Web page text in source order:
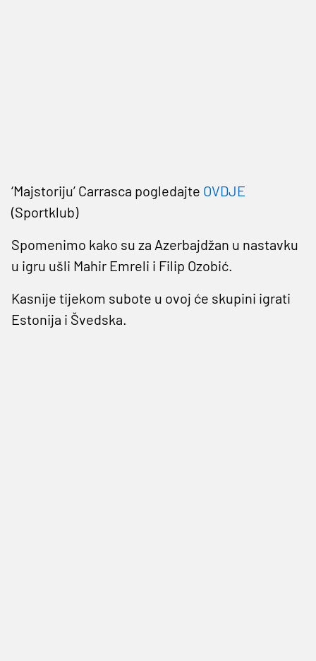
‘Majstoriju’ Carrasca pogledajte OVDJE
(Sportklub)
Spomenimo kako su za Azerbajdžan u nastavku
u igru ušli Mahir Emreli i Filip Ozobić.
Kasnije tijekom subote u ovoj će skupini igrati
Estonija i Švedska.